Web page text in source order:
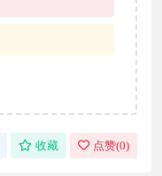
收藏 点赞(0)